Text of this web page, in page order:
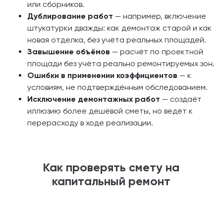
или сборников.
Дублирование работ — например, включение
штукатурки дважды: как демонтаж старой и как
новая отделка, без учёта реальных площадей.
Завышение объёмов — расчёт по проектной
площади без учёта реально ремонтируемых зон.
Ошибки в применении коэффициентов — к
условиям, не подтверждённым обследованием.
Исключение демонтажных работ — создаёт
иллюзию более дешёвой сметы, но ведёт к
перерасходу в ходе реализации.
Как проверять смету на
капитальный ремонт